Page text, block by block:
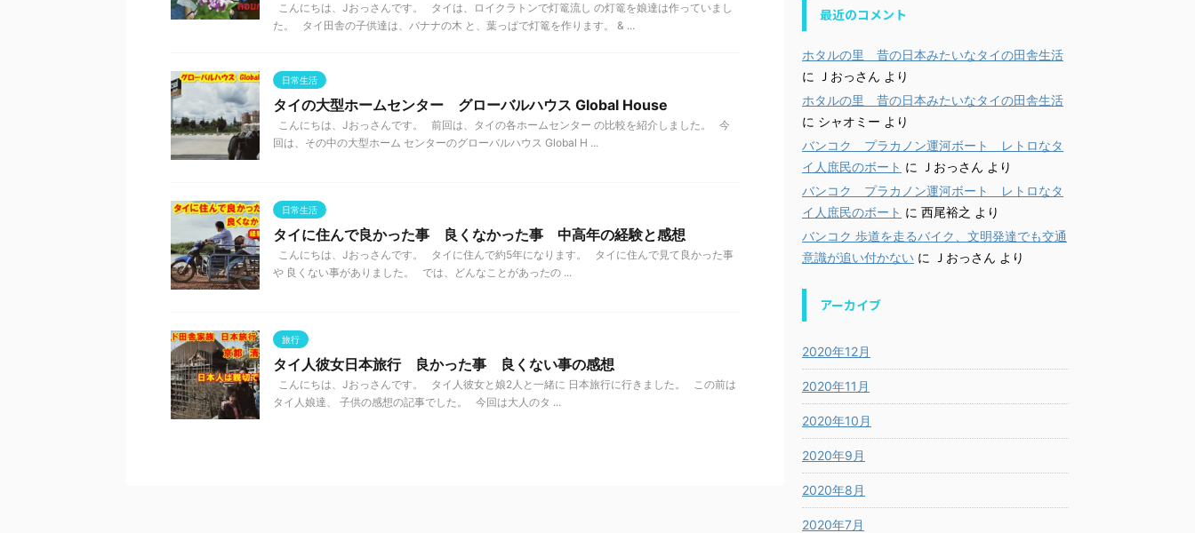
こんにちは、Jおっさんです。 タイは、ロイクラトンで灯篭流し の灯篭を娘達は作っていまし
た。 タイ田舎の子供達は、バナナの木 と、葉っぱで灯篭を作ります。 & ...
日常生活
タイの大型ホームセンター グローバルハウス Global House
こんにちは、Jおっさんです。 前回は、タイの各ホームセンター の比較を紹介しました。 今
回は、その中の大型ホーム センターのグローバルハウス Global H ...
日常生活
タイに住んで良かった事 良くなかった事 中高年の経験と感想
こんにちは、Jおっさんです。 タイに住んで約5年になります。 タイに住んで見て良かった事
や 良くない事がありました。 では、どんなことがあったの ...
旅行
タイ人彼女日本旅行 良かった事 良くない事の感想
こんにちは、Jおっさんです。 タイ人彼女と娘2人と一緒に 日本旅行に行きました。 この前は
タイ人娘達、 子供の感想の記事でした。 今回は大人のタ ...
最近のコメント
ホタルの里 昔の日本みたいなタイの田舎生活
に
Ｊおっさん より
ホタルの里 昔の日本みたいなタイの田舎生活
に シャオミー より
バンコク プラカノン運河ボート レトロなタ
イ人庶民のボート に Ｊおっさん より
バンコク プラカノン運河ボート レトロなタ
イ人庶民のボート に 西尾裕之 より
バンコク 歩道を走るバイク、文明発達でも交通
意識が追い付かない に Ｊおっさん より
アーカイブ
2020年12月
2020年11月
2020年10月
2020年9月
2020年8月
2020年7月